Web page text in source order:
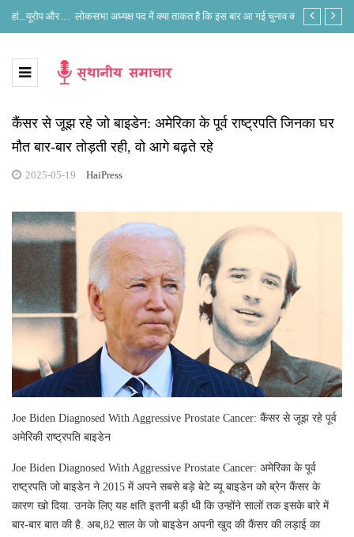
लोकसभा अध्यक्ष पद में क्या ताकत है कि इस बार आ गई चुनाव की नौबत “Meta
कैंसर से जूझ रहे जो बाइडेन: अमेरिका के पूर्व राष्ट्रपति जिनका घर
मौत बार-बार तोड़ती रही, वो आगे बढ़ते रहे
2025-05-19 HaiPress
Joe Biden Diagnosed With Aggressive Prostate Cancer: कैंसर से जूझ रहे पूर्व
अमेरिकी राष्ट्रपति बाइडेन
Joe Biden Diagnosed With Aggressive Prostate Cancer: अमेरिका के पूर्व
राष्ट्रपति जो बाइडेन ने 2015 में अपने सबसे बड़े बेटे ब्यू बाइडेन को ब्रेन कैंसर के
कारण खो दिया. उनके लिए यह क्षति इतनी बड़ी थी कि उन्होंने सालों तक इसके बारे में
बार-बार बात की है. अब,82 साल के जो बाइडेन अपनी खुद की कैंसर की लड़ाई का